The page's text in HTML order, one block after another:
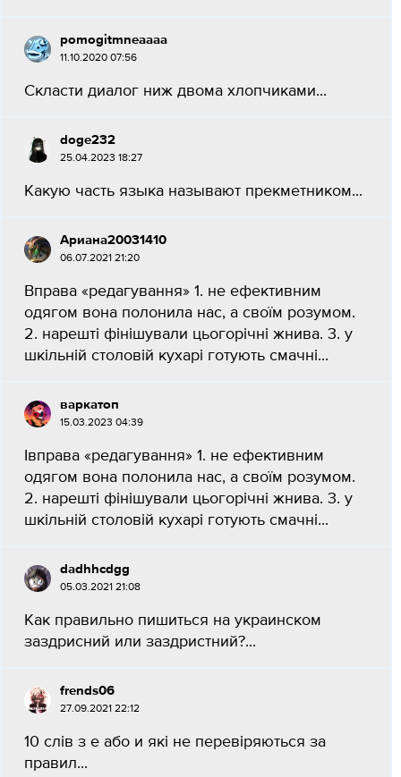
pomogitmneaaaa
11.10.2020 07:56
Скласти диалог ниж двома хлопчиками...
doge232
25.04.2023 18:27
Какую часть языка называют прекметником...
Ариана20031410
06.07.2021 21:20
Вправа «редагування» 1. не ефективним
одягом вона полонила нас, а своїм розумом.
2. нарешті фінішували цьогорічні жнива. 3. у
шкільній столовій кухарі готують смачні...
варкатоп
15.03.2023 04:39
Івправа «редагування» 1. не ефективним
одягом вона полонила нас, а своїм розумом.
2. нарешті фінішували цьогорічні жнива. 3. у
шкільній столовій кухарі готують смачні...
dadhhcdgg
05.03.2021 21:08
Как правильно пишиться на украинском
заздрисний или заздристний?...
frends06
27.09.2021 22:12
10 слів з е або и які не перевіряються за
правил...